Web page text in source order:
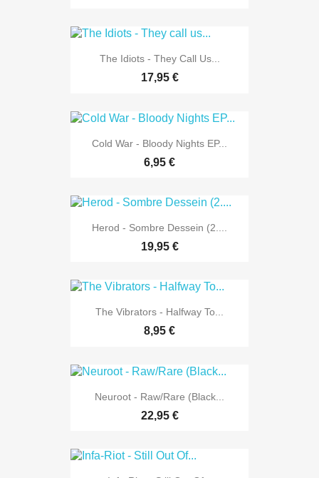
The Idiots - They Call Us...
17,95 €
Cold War - Bloody Nights EP...
6,95 €
Herod - Sombre Dessein (2....
19,95 €
The Vibrators - Halfway To...
8,95 €
Neuroot - Raw/Rare (Black...
22,95 €